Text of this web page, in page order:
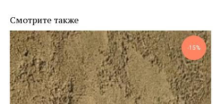
Смотрите также
-15%